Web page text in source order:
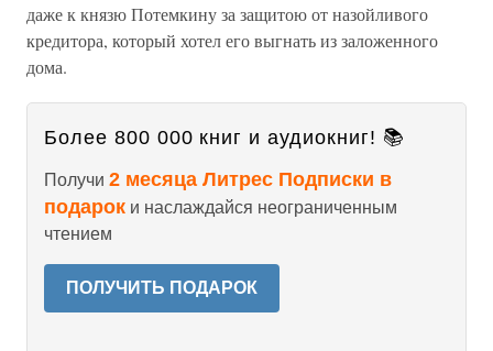
даже к князю Потемкину за защитою от назойливого
кредитора, который хотел его выгнать из заложенного
дома.
Более 800 000 книг и аудиокниг! 📚
Получи 2 месяца Литрес Подписки в
подарок и наслаждайся неограниченным
чтением
ПОЛУЧИТЬ ПОДАРОК